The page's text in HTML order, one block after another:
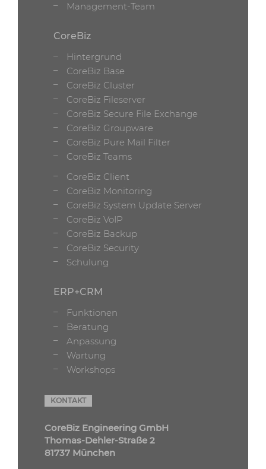
Management-Team
CoreBiz
Hintergrund
CoreBiz Base
CoreBiz Cluster
CoreBiz Fileserver
CoreBiz Secure File Exchange
CoreBiz Groupware
CoreBiz Pure Mail Filter
CoreBiz Teams
CoreBiz Client
CoreBiz Monitoring
CoreBiz System Update Server
CoreBiz VoIP
CoreBiz Backup
CoreBiz Security
Schulung
ERP+CRM
Funktionen
Beratung
Anpassung
Wartung
Workshops
KONTAKT
CoreBiz Engineering GmbH
Thomas-Dehler-Straße 2
81737 München